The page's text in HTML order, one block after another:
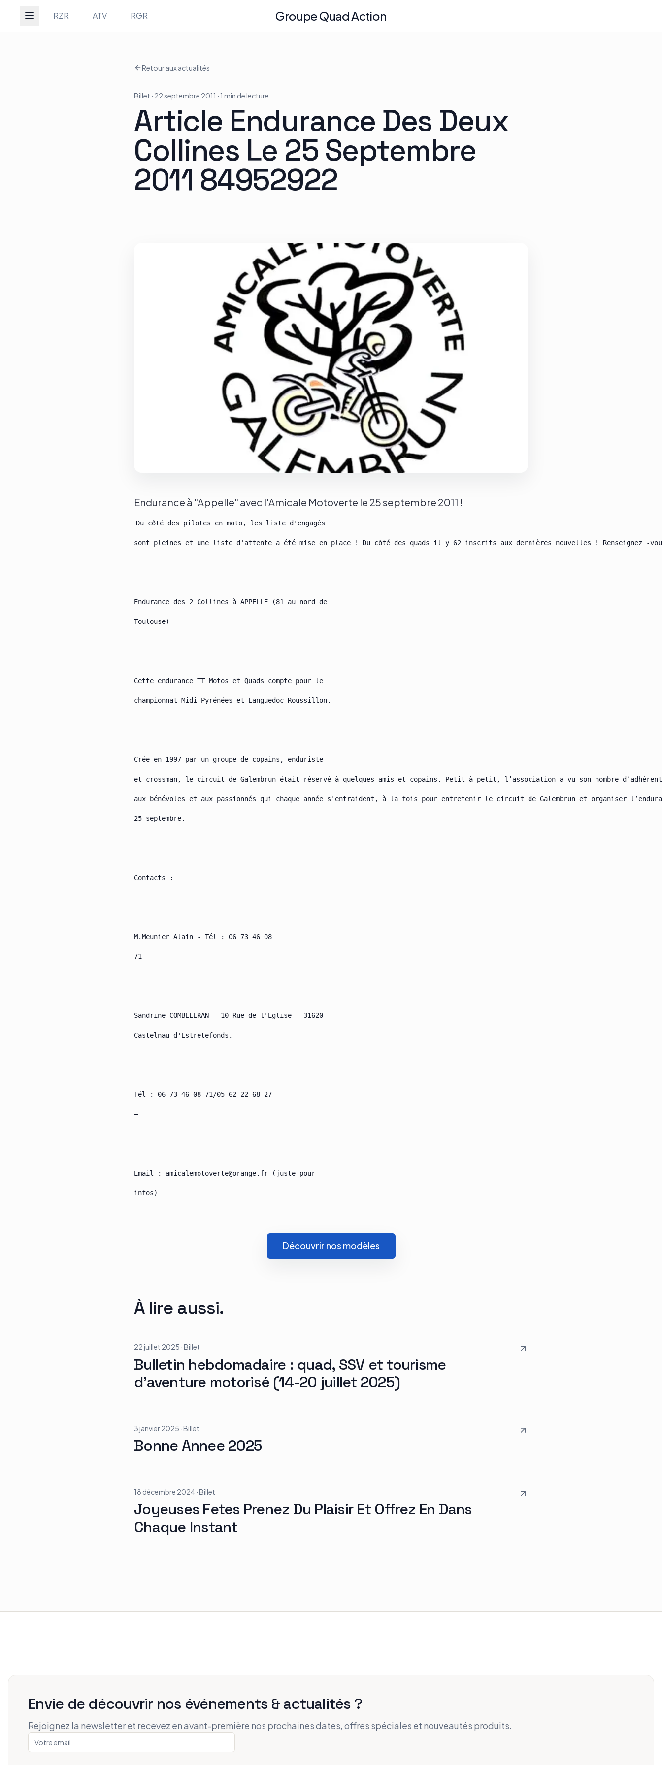
RZR ATV RGR Groupe Quad Action
Groupe Quad Action
Retour aux actualités
Billet · 22 septembre 2011 · 1 min de lecture
Article Endurance Des Deux
Collines Le 25 Septembre
2011 84952922
Endurance à "Appelle" avec l'Amicale Motoverte le 25 septembre 2011 !
Du côté des pilotes en moto, les liste d'engagés
sont pleines et une liste d'attente a été mise en place ! Du côté des quads il y 62 inscrits aux dernières nouvelles ! Renseignez -
Endurance des 2 Collines à APPELLE (81 au nord de
Toulouse)
Cette endurance TT Motos et Quads compte pour le
championnat Midi Pyrénées et Languedoc Roussillon.
Crée en 1997 par un groupe de copains, enduriste
et crossman, le circuit de Galembrun était réservé à quelques amis et copains. Petit à petit, l’association a vu son nombre
aux bénévoles et aux passionnés qui chaque année s'entraident, à la fois pour entretenir le circuit de Galembrun et organiser
25 septembre.
Contacts :
M.Meunier Alain - Tél : 06 73 46 08
71
Sandrine COMBELERAN – 10 Rue de l'Eglise – 31620
Castelnau d'Estretefonds.
Tél : 06 73 46 08 71/05 62 22 68 27
–
Email : amicalemotoverte@orange.fr (juste pour
Découvrir nos modèles
À lire aussi.
22 juillet 2025 ·Billet
Bulletin hebdomadaire : quad, SSV et tourisme
d’aventure motorisé (14-20 juillet 2025)
3 janvier 2025 ·Billet
Bonne Annee 2025
18 décembre 2024·Billet
Joyeuses Fetes Prenez Du Plaisir Et Offrez En Dans
Chaque Instant
Envie de découvrir nos événements & actualités ?
Rejoignez la newsletter et recevez en avant-première nos prochaines dates, offres spéciales et nouveautés produits.